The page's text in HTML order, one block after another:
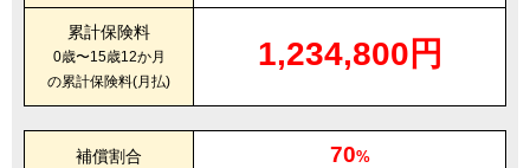
累計保険料
0歳〜15歳12か月
の累計保険料(月払)
1,234,800円
補償割合 70%